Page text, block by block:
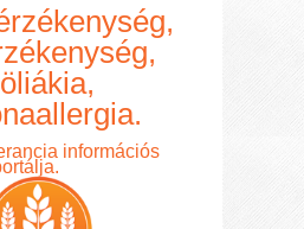
információs